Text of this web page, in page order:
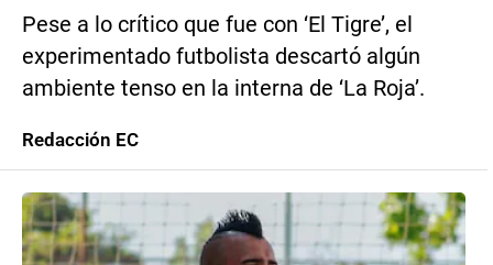
Pese a lo crítico que fue con ‘El Tigre’, el
experimentado futbolista descartó algún
ambiente tenso en la interna de ‘La Roja’.
Redacción EC